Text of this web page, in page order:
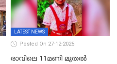
LATEST NEWS
Posted On 27-12-2025
രാവിലെ 11മണി മുതൽ